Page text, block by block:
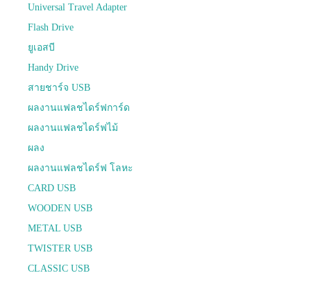
Universal Travel Adapter
Flash Drive
ยูเอสบี
Handy Drive
สายชาร์จ USB
ผลงานแฟลชไดร์ฟการ์ด
ผลงานแฟลชไดร์ฟไม้
ผลง
ผลงานแฟลชไดร์ฟ โลหะ
CARD USB
WOODEN USB
METAL USB
TWISTER USB
CLASSIC USB